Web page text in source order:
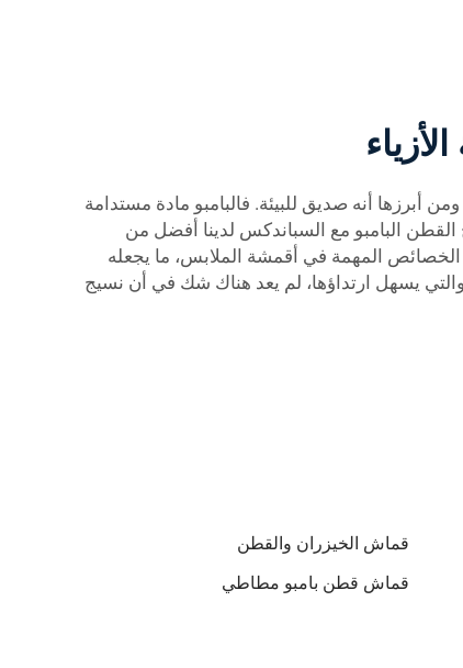
أبرزها أنه صديق للبيئة. فالبامبو مادة مستدامة
القطن البامبو مع السباندكس لدينا أفضل من
الخصائص المهمة في أقمشة الملابس، ما يجعله
والتي يسهل ارتداؤها، لم يعد هناك شك في أن نسيج
قماش الخيزران والقطن
قماش قطن بامبو مطاطي